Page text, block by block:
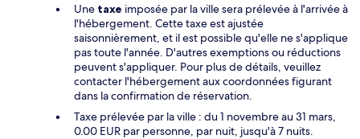
Une taxe imposée par la ville sera prélevée à l'arrivée à
l'hébergement. Cette taxe est ajustée
saisonnièrement, et il est possible qu'elle ne s'applique
pas toute l'année. D'autres exemptions ou réductions
peuvent s'appliquer. Pour plus de détails, veuillez
contacter l'hébergement aux coordonnées figurant
dans la confirmation de réservation.
Taxe prélevée par la ville : du 1 novembre au 31 mars,
0.00 EUR par personne, par nuit, jusqu'à 7 nuits.